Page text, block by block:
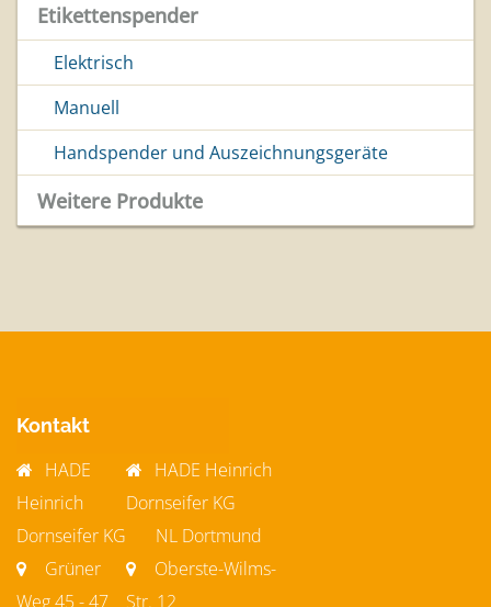
Etikettenspender
Elektrisch
Manuell
Handspender und Auszeichnungsgeräte
Weitere Produkte
Kontakt
HADE
Heinrich
Dornseifer KG
Grüner
Weg 45 - 47
HADE Heinrich
Dornseifer KG
NL Dortmund
Oberste-Wilms-
Str. 12